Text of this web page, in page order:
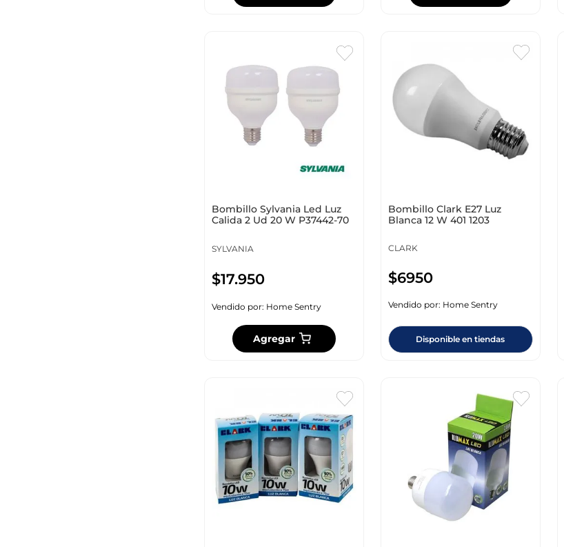
Bombillo Sylvania Led Luz
Calida 2 Ud 20 W P37442-70
SYLVANIA
$17.950
Vendido por: Home Sentry
Agregar
Bombillo Clark E27 Luz
Blanca 12 W 401 1203
CLARK
$6950
Vendido por: Home Sentry
Disponible en tiendas